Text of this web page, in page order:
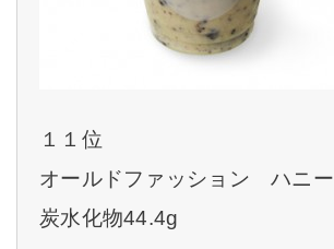
１１位
オールドファッション ハニー
炭水化物44.4g